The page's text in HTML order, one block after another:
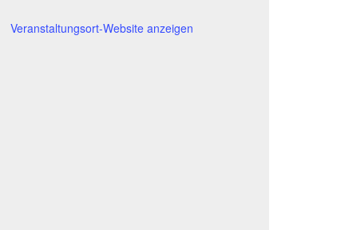
Veranstaltungsort-Website anzeigen